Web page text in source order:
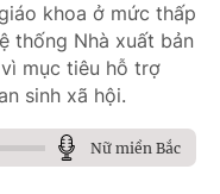
khoa ở mức thấp
thống Nhà xuất bản
mục tiêu hỗ trợ
sinh xã hội.
Nữ miền Bắc